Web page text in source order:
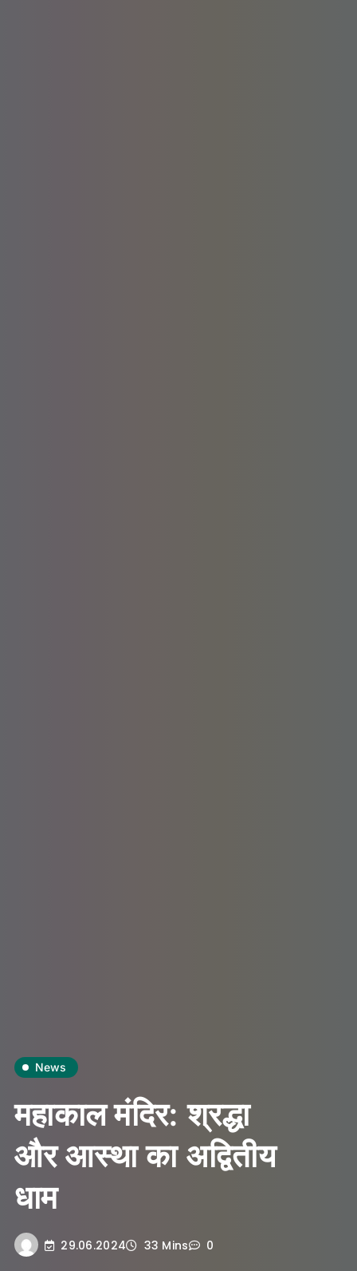
News
महाकाल मंदिर: श्रद्धा
और आस्था का अद्वितीय
धाम
29.06.2024 33 Mins 0